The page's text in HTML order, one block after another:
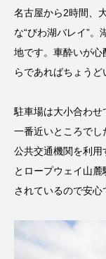
名古屋から2時間、
な“びわ湖バレイ”
地です。車酔いが
らであればちょうど
駐車場は大小合わせ
一番近いところで
公共交通機関を利
とロープウェイ山
されているので安心